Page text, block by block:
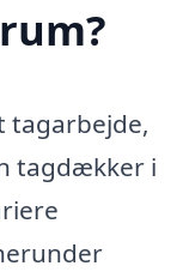
tagarbejde,
tagdækker i